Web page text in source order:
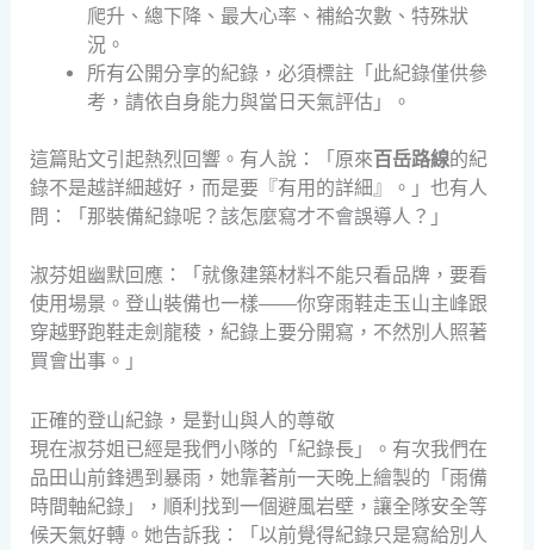
爬升、總下降、最大心率、補給次數、特殊狀
況。
所有公開分享的紀錄，必須標註「此紀錄僅供參
考，請依自身能力與當日天氣評估」。
這篇貼文引起熱烈回響。有人說：「原來百岳路線的紀
錄不是越詳細越好，而是要『有用的詳細』。」也有人
問：「那裝備紀錄呢？該怎麼寫才不會誤導人？」
淑芬姐幽默回應：「就像建築材料不能只看品牌，要看
使用場景。登山裝備也一樣——你穿雨鞋走玉山主峰跟
穿越野跑鞋走劍龍稜，紀錄上要分開寫，不然別人照著
買會出事。」
正確的登山紀錄，是對山與人的尊敬
現在淑芬姐已經是我們小隊的「紀錄長」。有次我們在
品田山前鋒遇到暴雨，她靠著前一天晚上繪製的「雨備
時間軸紀錄」，順利找到一個避風岩壁，讓全隊安全等
候天氣好轉。她告訴我：「以前覺得紀錄只是寫給別人